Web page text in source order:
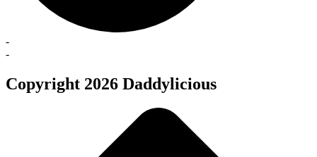
-
-
Copyright 2026 Daddylicious